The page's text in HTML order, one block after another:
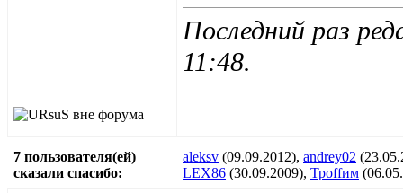
Последний раз
11:48.
7 пользователя(ей)
сказали cпасибо:
aleksv (09.09.2012), andrey02
LEX86 (30.09.2009), Троffим